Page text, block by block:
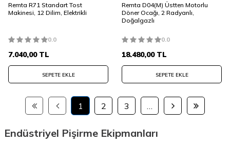
Remta R71 Standart Tost
Makinesi, 12 Dilim, Elektrikli
0.0
7.040,00TL
SEPETE EKLE
Remta D04(M) Üstten Motorlu
Döner Ocağı, 2 Radyanlı,
Doğalgazlı
0.0
18.480,00TL
SEPETE EKLE
1 2 3
Endüstriyel Pişirme Ekipmanları